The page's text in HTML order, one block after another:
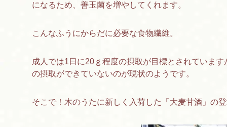
になるため、善玉菌を増やしてくれます。
こんなふうにからだに必要な食物繊維。
成人では1日に20ｇ程度の摂取が目標とされていま
の摂取ができていないのが現状のようです。
そこで！木のうたに新しく入荷した「大麦甘酒」の